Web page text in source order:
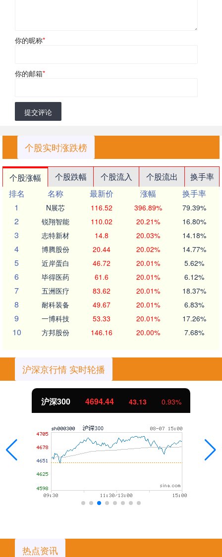
你的昵称*
你的邮箱*
提交评论
个股实时涨跌榜
个股涨幅 个股跌幅 个股流入 个股流出
换手率
排名
名称 最新价 涨幅
换手率
1
N展芯 116.52 396.89% 79.39%
2 锐翔智能 110.02 20.21% 16.80%
3 志特新材 14.8 20.03% 14.18%
4 博腾股份 20.44 20.02% 14.77%
5 近岸蛋白 46.72 20.01% 5.62%
6 毕得医药 61.6 20.01% 6.12%
7 五洲医疗 83.62 20.01% 18.37%
8 耐科装备 49.67 20.01% 6.83%
9 一博科技 53.33 20.01% 17.26%
10 方邦股份 146.16 20.00% 7.68%
沪深京行情 实时轮播
北证50 1134.24 11.37 1.01%
热点资讯